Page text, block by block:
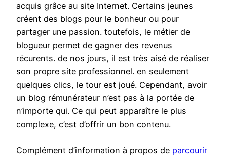
acquis grâce au site Internet. Certains jeunes
créent des blogs pour le bonheur ou pour
partager une passion. toutefois, le métier de
blogueur permet de gagner des revenus
récurents. de nos jours, il est très aisé de réaliser
son propre site professionnel. en seulement
quelques clics, le tour est joué. Cependant, avoir
un blog rémunérateur n’est pas à la portée de
n’importe qui. Ce qui peut apparaître le plus
complexe, c’est d’offrir un bon contenu.
Complément d’information à propos de parcourir